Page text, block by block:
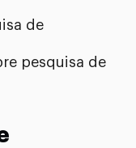
de
pesquisa de